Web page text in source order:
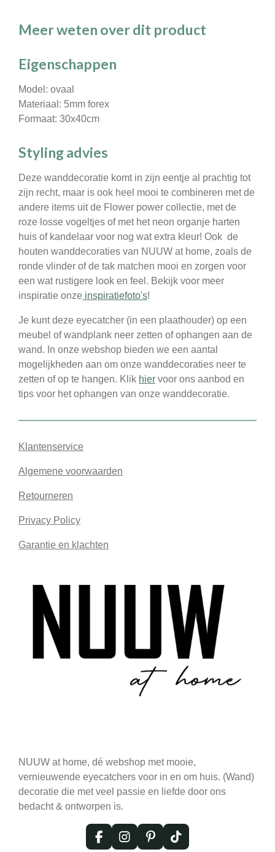
Meer weten over dit product
Eigenschappen
Model: ovaal
Materiaal: 5mm forex
Formaat: 30x40cm
Styling advies
Deze wanddecoratie komt in zijn eentje al prachtig tot
zijn recht, maar is ook heel mooi te combineren met de
andere items uit de Flower power collectie, met de
roze losse vogeltjes of met het neon organje harten
huis of kandelaar voor nog wat extra kleur! Ook de
houten wanddecoraties van NUUW at home, zoals de
ronde vlinder of de tak matchen mooi en zorgen voor
een wat rustigere look en feel. Bekijk voor meer
inspiratie onze inspiratiefoto's!
Je kunt deze eyecatcher (in een plaathouder) op een
meubel of wandplank neer zetten of ophangen aan de
wand. In onze webshop bieden we een aantal
mogelijkheden aan om onze wanddecoraties neer te
zetten of op te hangen. Klik hier voor ons aanbod en
tips voor het ophangen van onze wanddecoratie.
Klantenservice
Algemene voorwaarden
Retourneren
Privacy Policy
Garantie en klachten
NUUW at home, dé webshop met mooie,
vernieuwende eyecatchers voor in en om huis. (Wand)
decoratie die met veel passie en liefde door ons
bedacht & ontworpen is.
F
I
P
T